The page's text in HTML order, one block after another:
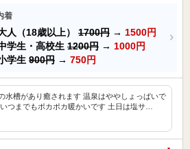
着
人（18歳以上） 1700円 → 1500円
学生・高校生 1200円 → 1000円
学生 900円 → 750円
水槽があり癒されます 温泉はややしょっぱいで
つまでもポカポカ暖かいです 土日は塩サ…